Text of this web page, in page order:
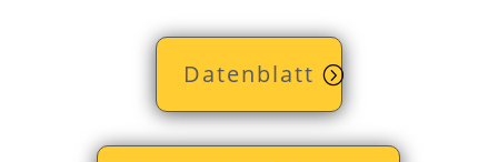
Datenblatt